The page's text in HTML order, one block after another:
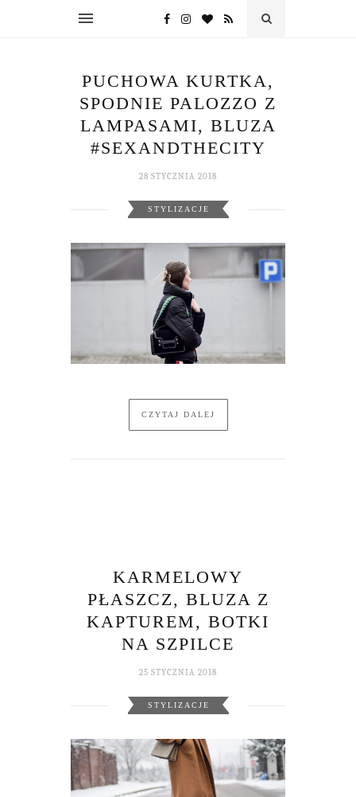
PUCHOWA KURTKA,
SPODNIE PALOZZO Z
LAMPASAMI, BLUZA
#SEXANDTHECITY
28 STYCZNIA 2018
STYLIZACJE
CZYTAJ DALEJ
KARMELOWY
PŁASZCZ, BLUZA Z
KAPTUREM, BOTKI
NA SZPILCE
25 STYCZNIA 2018
STYLIZACJE